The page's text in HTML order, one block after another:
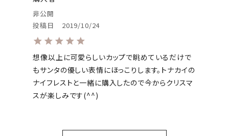
非公開
投稿日
2019/10/24
想像以上に可愛らしいカップで眺めているだけで
もサンタの優しい表情にほっこりします。トナカイの
ナイフレストと一緒に購入したので今からクリスマ
スが楽しみです(^^)